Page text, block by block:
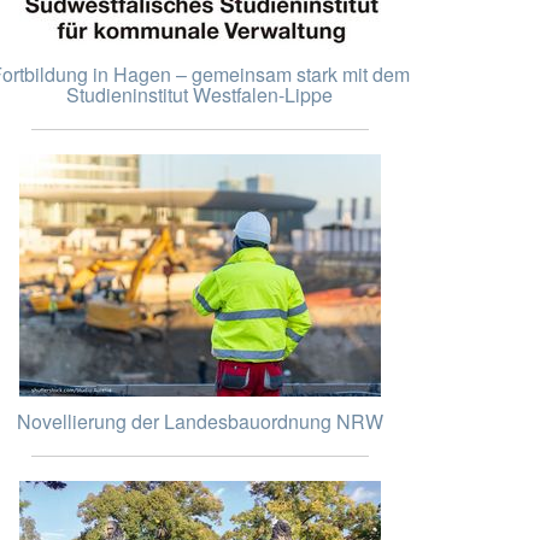
in Hagen – gemeinsam stark mit dem
Studieninstitut Westfalen-Lippe
Novellierung der Landesbauordnung NRW